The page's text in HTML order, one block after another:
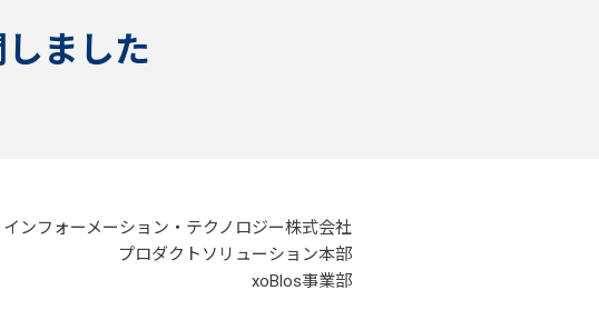
ました
ンフォーメーション・テクノロジー株式会社
プロダクトソリューション本部
xoBlos事業部